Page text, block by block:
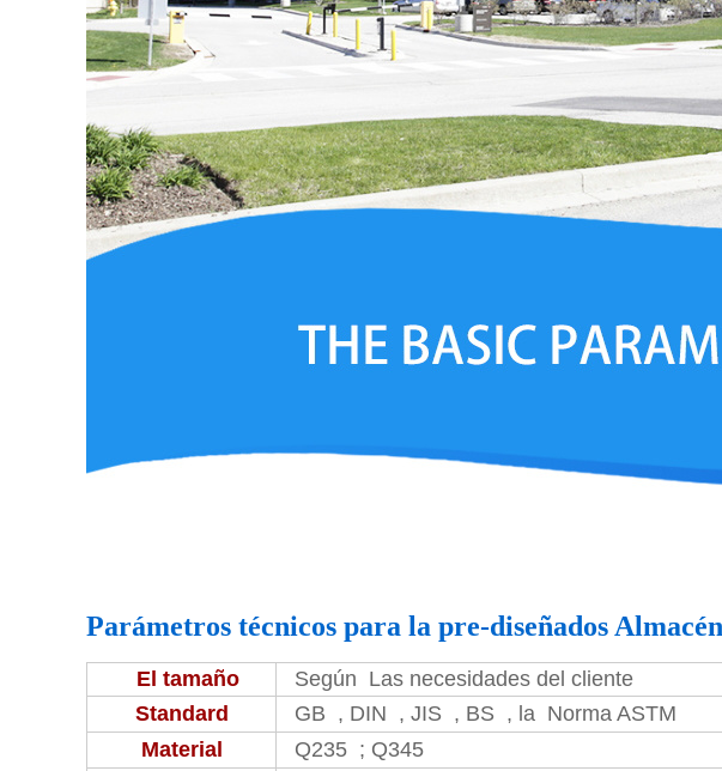
Parámetros técnicos para la pre-diseñados
El tamaño
Según Las necesidades del cliente
Standard
GB , DIN , JIS , BS , la Norma ASTM
Material
Q235 ; Q345